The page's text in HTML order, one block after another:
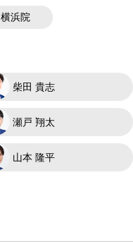
横浜院
柴田 貴志
瀬戸 翔太
山本 隆平